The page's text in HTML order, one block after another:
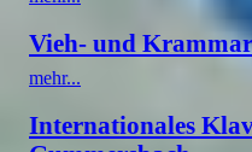
Vieh- und
mehr...
Internationales